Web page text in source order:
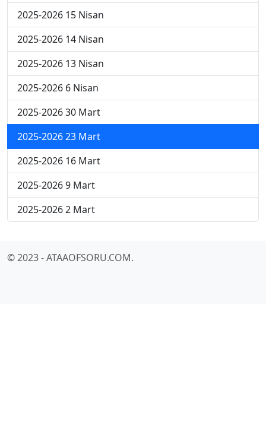
2025-2026 15 Nisan
2025-2026 14 Nisan
2025-2026 13 Nisan
2025-2026 6 Nisan
2025-2026 30 Mart
2025-2026 23 Mart
2025-2026 16 Mart
2025-2026 9 Mart
2025-2026 2 Mart
© 2023 - ATAAOFSORU.COM.